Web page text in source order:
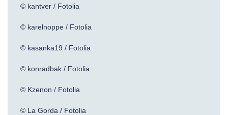
© kantver / Fotolia
© karelnoppe / Fotolia
© kasanka19 / Fotolia
© konradbak / Fotolia
© Kzenon / Fotolia
© La Gorda / Fotolia